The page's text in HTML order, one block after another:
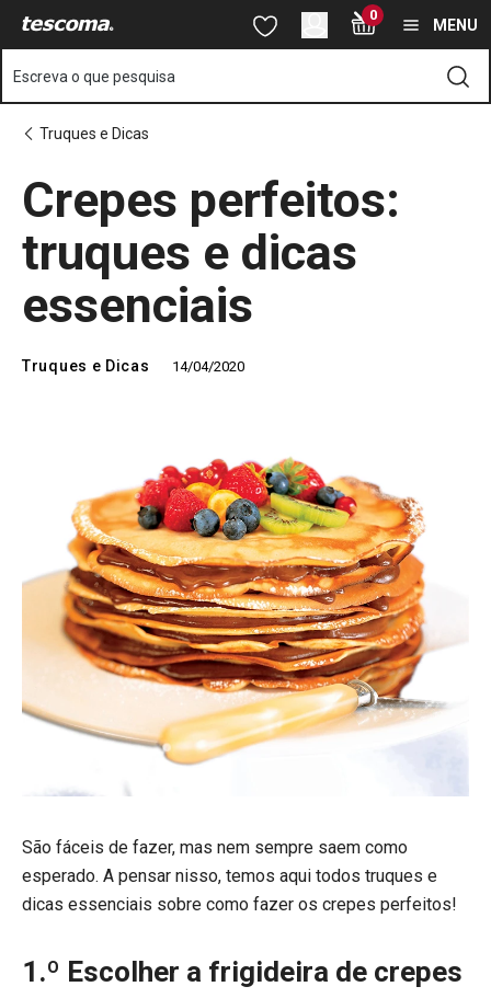
Está na página Crepes perfeitos: truques e dicas essenciais
Saltar para o conteúdo principal
Saltar para a pesquisa
Saltar para a navegação 0
MENU
Escreva o que pesquisa
Truques e Dicas
Crepes perfeitos:
truques e dicas
essenciais
Truques e Dicas 14/04/2020
São fáceis de fazer, mas nem sempre saem como
esperado. A pensar nisso, temos aqui todos truques e
dicas essenciais sobre como fazer os crepes perfeitos!
1.º Escolher a frigideira de crepes